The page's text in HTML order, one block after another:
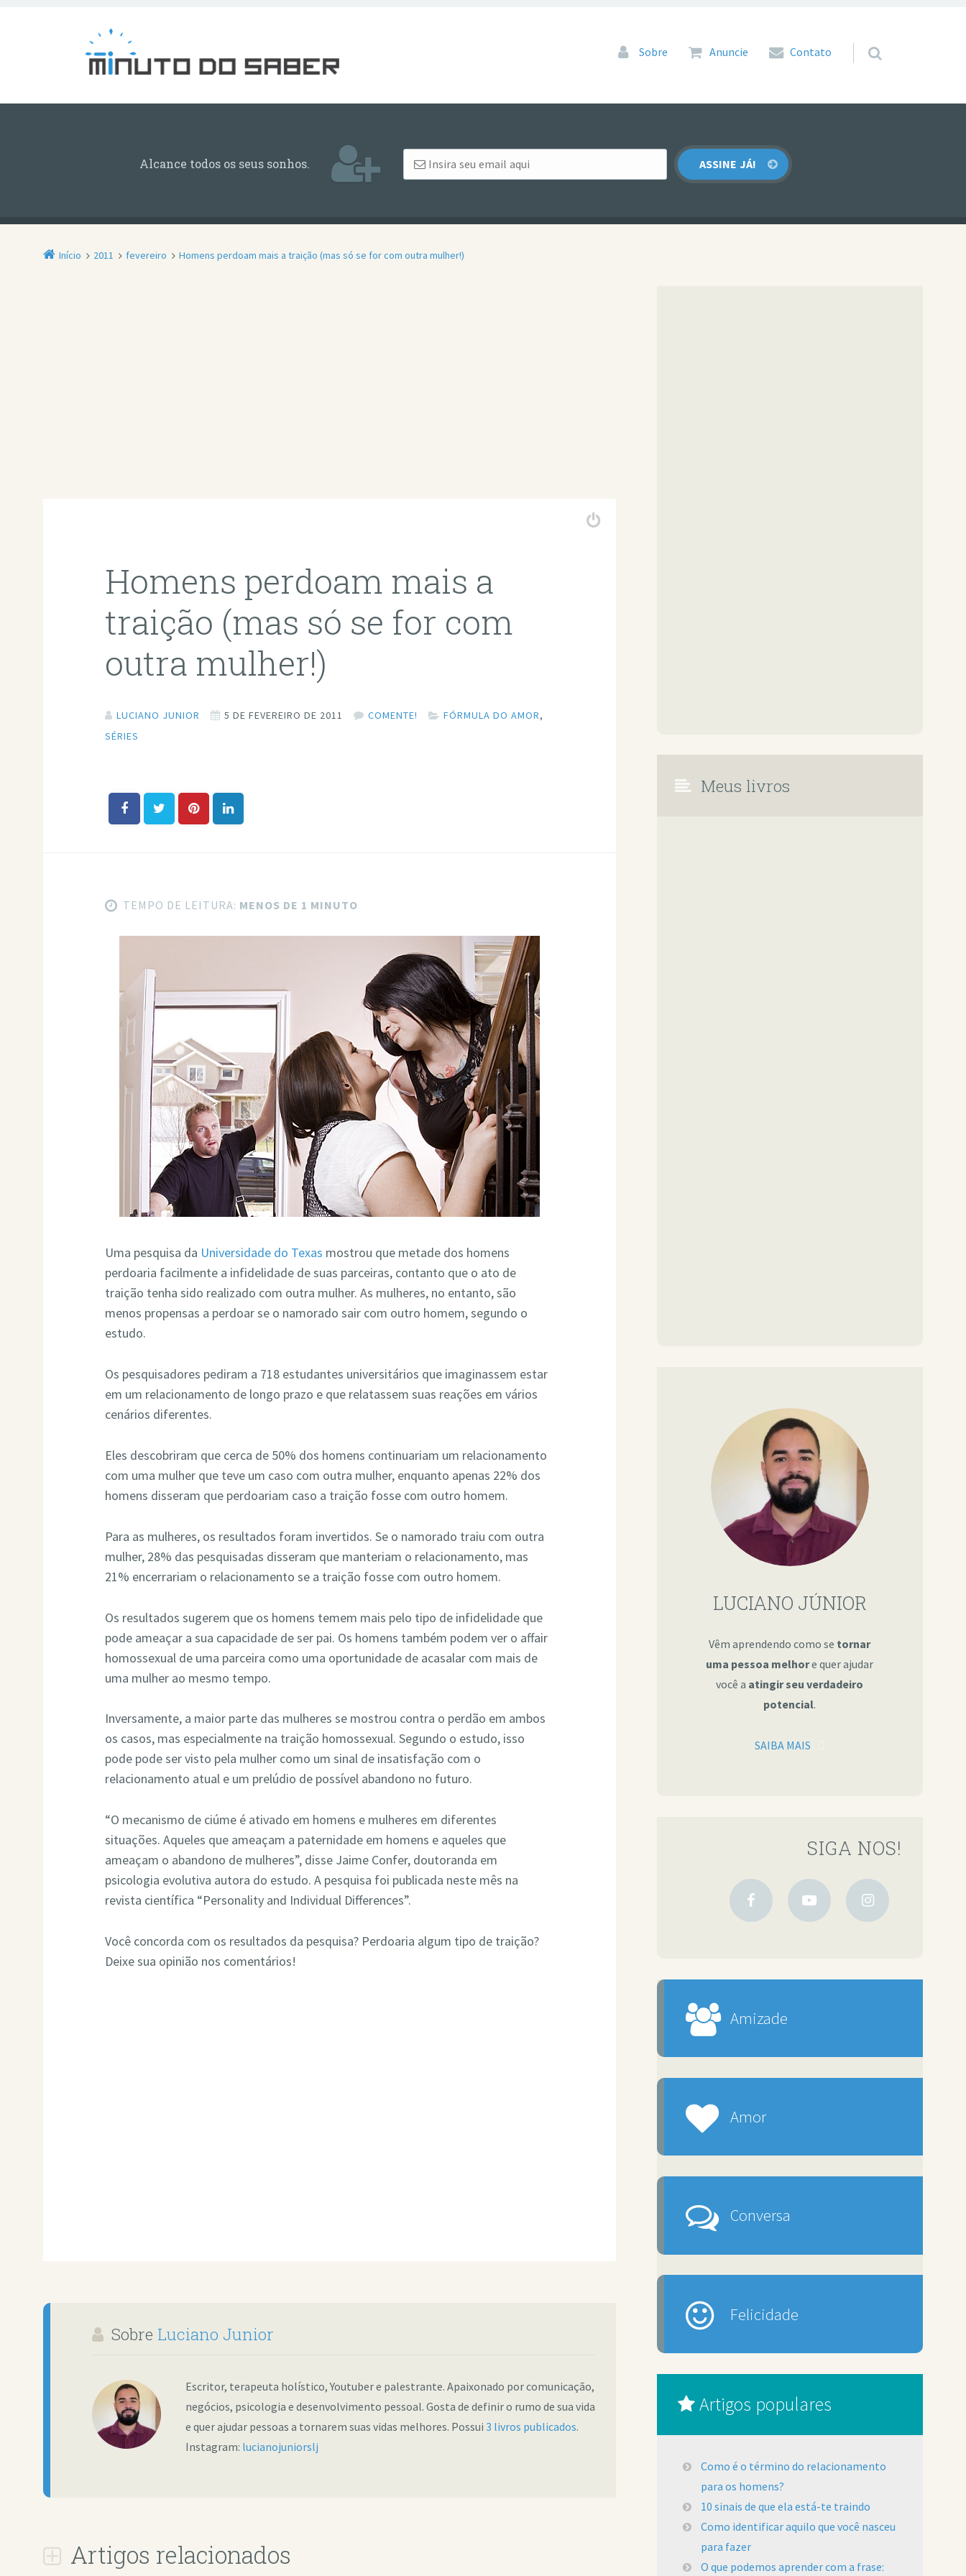
Pular para o conteúdo
Sobre Anuncie Contato
Alcance todos os seus sonhos.
Início 2011 fevereiro Homens perdoam mais a traição (mas só se for com outra mulher!)
Homens perdoam mais a
traição (mas só se for com
outra mulher!)
LUCIANO JUNIOR 5 DE FEVEREIRO DE 2011 COMENTE! FÓRMULA DO AMOR,
SÉRIES
TEMPO DE LEITURA: MENOS DE 1 MINUTO
Uma pesquisa da Universidade do Texas mostrou que metade dos homens
perdoaria facilmente a infidelidade de suas parceiras, contanto que o ato de
traição tenha sido realizado com outra mulher. As mulheres, no entanto, são
menos propensas a perdoar se o namorado sair com outro homem, segundo o
estudo.
Os pesquisadores pediram a 718 estudantes universitários que imaginassem estar
em um relacionamento de longo prazo e que relatassem suas reações em vários
cenários diferentes.
Eles descobriram que cerca de 50% dos homens continuariam um relacionamento
com uma mulher que teve um caso com outra mulher, enquanto apenas 22% dos
homens disseram que perdoariam caso a traição fosse com outro homem.
Para as mulheres, os resultados foram invertidos. Se o namorado traiu com outra
mulher, 28% das pesquisadas disseram que manteriam o relacionamento, mas
21% encerrariam o relacionamento se a traição fosse com outro homem.
Os resultados sugerem que os homens temem mais pelo tipo de infidelidade que
pode ameaçar a sua capacidade de ser pai. Os homens também podem ver o affair
homossexual de uma parceira como uma oportunidade de acasalar com mais de
uma mulher ao mesmo tempo.
Inversamente, a maior parte das mulheres se mostrou contra o perdão em ambos
os casos, mas especialmente na traição homossexual. Segundo o estudo, isso
pode pode ser visto pela mulher como um sinal de insatisfação com o
relacionamento atual e um prelúdio de possível abandono no futuro.
“O mecanismo de ciúme é ativado em homens e mulheres em diferentes
situações. Aqueles que ameaçam a paternidade em homens e aqueles que
ameaçam o abandono de mulheres”, disse Jaime Confer, doutoranda em
psicologia evolutiva autora do estudo. A pesquisa foi publicada neste mês na
revista científica “Personality and Individual Differences”.
Você concorda com os resultados da pesquisa? Perdoaria algum tipo de traição?
Deixe sua opinião nos comentários!
Sobre Luciano Junior
Escritor, terapeuta holístico, Youtuber e palestrante. Apaixonado por comunicação,
negócios, psicologia e desenvolvimento pessoal. Gosta de definir o rumo de sua vida
e quer ajudar pessoas a tornarem suas vidas melhores. Possui 3 livros publicados.
Instagram: lucianojuniorslj
Artigos relacionados
Meus livros
LUCIANO JÚNIOR
Vêm aprendendo como se tornar
uma pessoa melhore quer ajudar
você a atingir seu verdadeiro
potencial.
SAIBA MAIS
SIGA NOS!
Amizade
Amor
Conversa
Felicidade
Artigos populares
Como é o término do relacionamento
para os homens?
10 sinais de que ela está-te traindo
Como identificar aquilo que você nasceu
para fazer
O que podemos aprender com a frase: